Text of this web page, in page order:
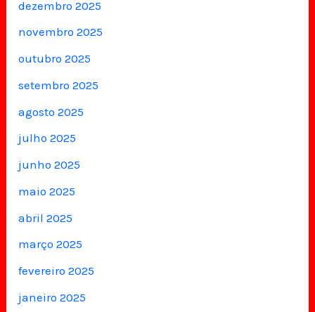
dezembro 2025
novembro 2025
outubro 2025
setembro 2025
agosto 2025
julho 2025
junho 2025
maio 2025
abril 2025
março 2025
fevereiro 2025
janeiro 2025